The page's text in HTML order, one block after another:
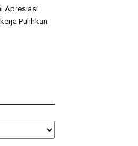
Apresiasi
Pulihkan